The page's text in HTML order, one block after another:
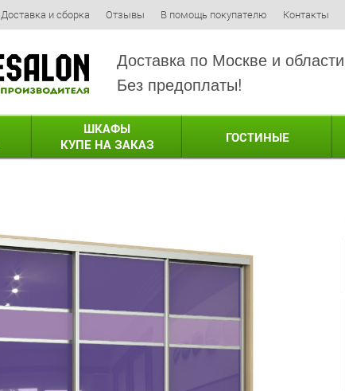
Доставка и сборка Отзывы В помощь покупателю Контакты
Доставка по Москве и области
Без предоплаты!
ШКАФЫ
КУПЕ НА ЗАКАЗ
ГОСТИНЫЕ